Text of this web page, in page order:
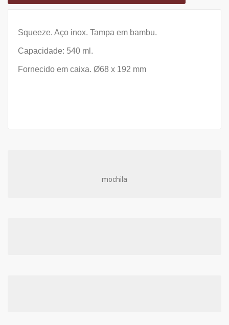
Squeeze. Aço inox. Tampa em bambu.
Capacidade: 540 ml.
Fornecido em caixa. Ø68 x 192 mm
mochila